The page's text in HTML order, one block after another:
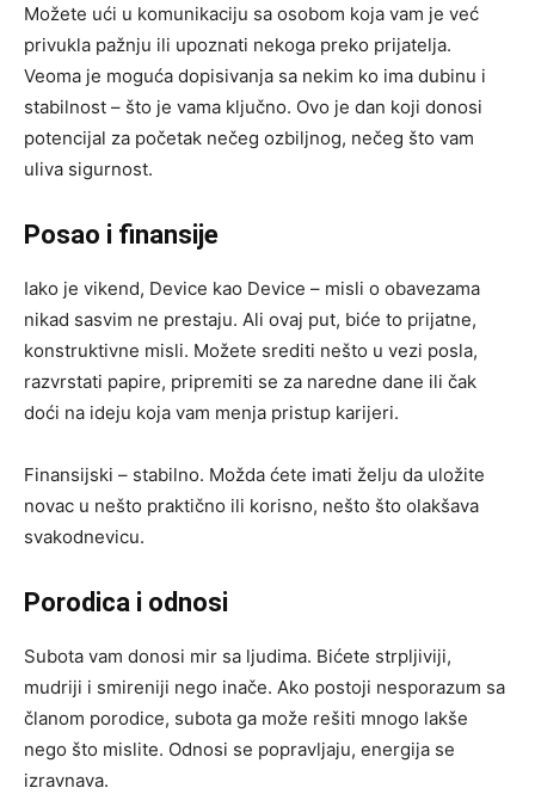
Možete ući u komunikaciju sa osobom koja vam je već
privukla pažnju ili upoznati nekoga preko prijatelja.
Veoma je moguća dopisivanja sa nekim ko ima dubinu i
stabilnost – što je vama ključno. Ovo je dan koji donosi
potencijal za početak nečeg ozbiljnog, nečeg što vam
uliva sigurnost.
Posao i finansije
Iako je vikend, Device kao Device – misli o obavezama
nikad sasvim ne prestaju. Ali ovaj put, biće to prijatne,
konstruktivne misli. Možete srediti nešto u vezi posla,
razvrstati papire, pripremiti se za naredne dane ili čak
doći na ideju koja vam menja pristup karijeri.
Finansijski – stabilno. Možda ćete imati želju da uložite
novac u nešto praktično ili korisno, nešto što olakšava
svakodnevicu.
Porodica i odnosi
Subota vam donosi mir sa ljudima. Bićete strpljiviji,
mudriji i smireniji nego inače. Ako postoji nesporazum sa
članom porodice, subota ga može rešiti mnogo lakše
nego što mislite. Odnosi se popravljaju, energija se
izravnava.